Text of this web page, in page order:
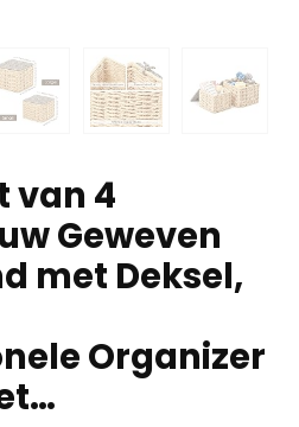
van 4
Geweven
met Deksel,
Organizer